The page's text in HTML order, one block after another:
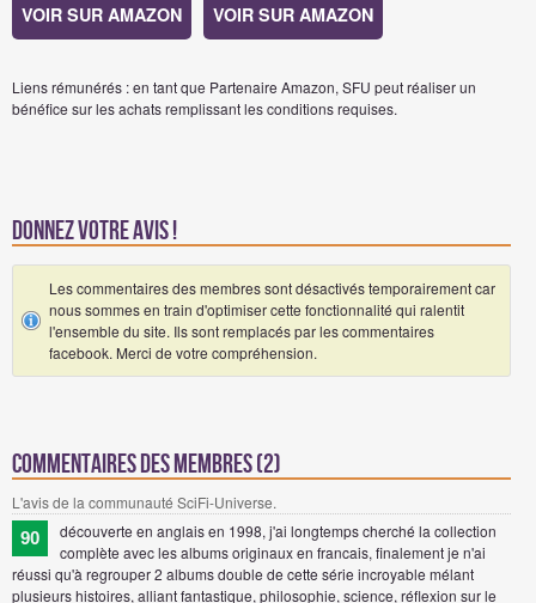
VOIR SUR AMAZON VOIR SUR AMAZON
Liens rémunérés : en tant que Partenaire Amazon, SFU peut réaliser un
bénéfice sur les achats remplissant les conditions requises.
Donnez votre avis !
Les commentaires des membres sont désactivés temporairement car
nous sommes en train d'optimiser cette fonctionnalité qui ralentit
l'ensemble du site. Ils sont remplacés par les commentaires
facebook. Merci de votre compréhension.
Commentaires des membres (2)
L'avis de la communauté SciFi-Universe.
90
découverte en anglais en 1998, j'ai longtemps cherché la collection
complète avec les albums originaux en francais, finalement je n'ai
réussi qu'à regrouper 2 albums double de cette série incroyable mélant
plusieurs histoires, alliant fantastique, philosophie, science, réflexion sur le